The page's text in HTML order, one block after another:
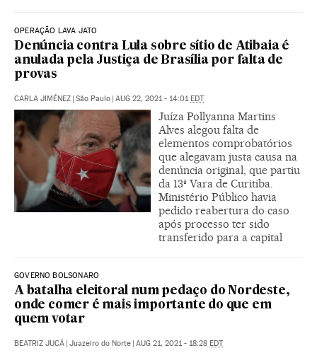
OPERAÇÃO LAVA JATO
Denúncia contra Lula sobre sítio de Atibaia é
anulada pela Justiça de Brasília por falta de
provas
CARLA JIMÉNEZ | São Paulo | AUG 22, 2021 - 14:01EDT
Juíza Pollyanna Martins
Alves alegou falta de
elementos comprobatórios
que alegavam justa causa na
denúncia original, que partiu
da 13ª Vara de Curitiba.
Ministério Público havia
pedido reabertura do caso
após processo ter sido
transferido para a capital
GOVERNO BOLSONARO
A batalha eleitoral num pedaço do Nordeste,
onde comer é mais importante do que em
quem votar
BEATRIZ JUCÁ | Juazeiro do Norte | AUG 21, 2021 - 18:28 EDT